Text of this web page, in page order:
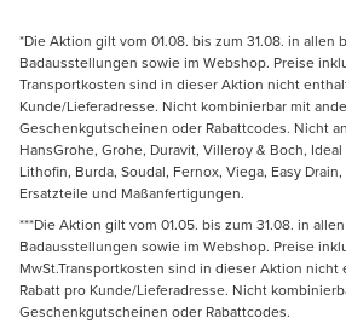
*Die Aktion gilt vom 01.08. bis zum 31.08. in allen
Badausstellungen sowie im Webshop. Preise
Transportkosten sind in dieser Aktion nicht
Kunde/Lieferadresse. Nicht kombinierbar mit
Geschenkgutscheinen oder Rabattcodes. Nicht
HansGrohe, Grohe, Duravit, Villeroy & Boch,
Lithofin, Burda, Soudal, Fernox, Viega, Easy
Ersatzteile und Maßanfertigungen.
***Die Aktion gilt vom 01.05. bis zum 31.08. in
Badausstellungen sowie im Webshop. Preise
MwSt.Transportkosten sind in dieser Aktion nicht
Rabatt pro Kunde/Lieferadresse. Nicht
Geschenkgutscheinen oder Rabattcodes.